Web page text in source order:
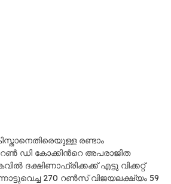
രണ്ടാം
ഡി കോക്കിന്‍റെ അപരാജിത
ദക്ഷിണാഫ്രിക്കക്ക് എട്ടു വിക്കറ്റ്
270 റൺസ് വിജയലക്ഷ്യം 59